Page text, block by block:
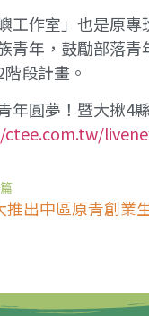
工作室」也是原專
青年，鼓勵部落
段計畫。
年圓夢！暨大揪4
推出中區原青創業